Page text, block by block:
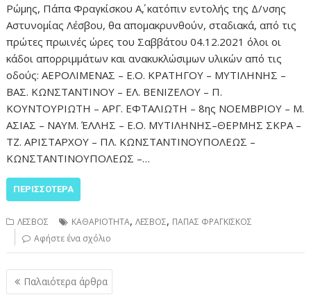
Ρώμης, Πάπα Φραγκίσκου Α΄, κατόπιν εντολής της Δ/νσης
Αστυνομίας Λέσβου, θα απομακρυνθούν, σταδιακά, από τις
πρώτες πρωινές ώρες του Σαββάτου 04.12.2021 όλοι οι
κάδοι απορριμμάτων και ανακυκλώσιμων υλικών από τις
οδούς: ΑΕΡΟΛΙΜΕΝΑΣ – Ε.Ο. ΚΡΑΤΗΓΟΥ – ΜΥΤΙΛΗΝΗΣ –
ΒΑΣ. ΚΩΝΣΤΑΝΤΙΝΟΥ – ΕΛ. ΒΕΝΙΖΕΛΟΥ – Π.
ΚΟΥΝΤΟΥΡΙΩΤΗ – ΑΡΓ. ΕΦΤΑΛΙΩΤΗ – 8ης ΝΟΕΜΒΡΙΟΥ – Μ.
ΑΣΙΑΣ – ΝΑΥΜ. ΈΛΛΗΣ – Ε.Ο. ΜΥΤΙΛΗΝΗΣ–ΘΕΡΜΗΣ ΣΚΡΑ –
ΤΖ. ΑΡΙΣΤΑΡΧΟΥ – ΠΛ. ΚΩΝΣΤΑΝΤΙΝΟΥΠΟΛΕΩΣ –
ΚΩΝΣΤΑΝΤΙΝΟΥΠΟΛΕΩΣ –…
ΠΕΡΙΣΣΌΤΕΡΑ
ΛΕΣΒΟΣ ΚΑΘΑΡΙΟΤΗΤΑ,ΛΕΣΒΟΣ, ΠΑΠΑΣ ΦΡΑΓΚΙΣΚΟΣ
Αφήστε ένα σχόλιο
Πλοήγηση
άρθρων
Παλαιότερα άρθρα